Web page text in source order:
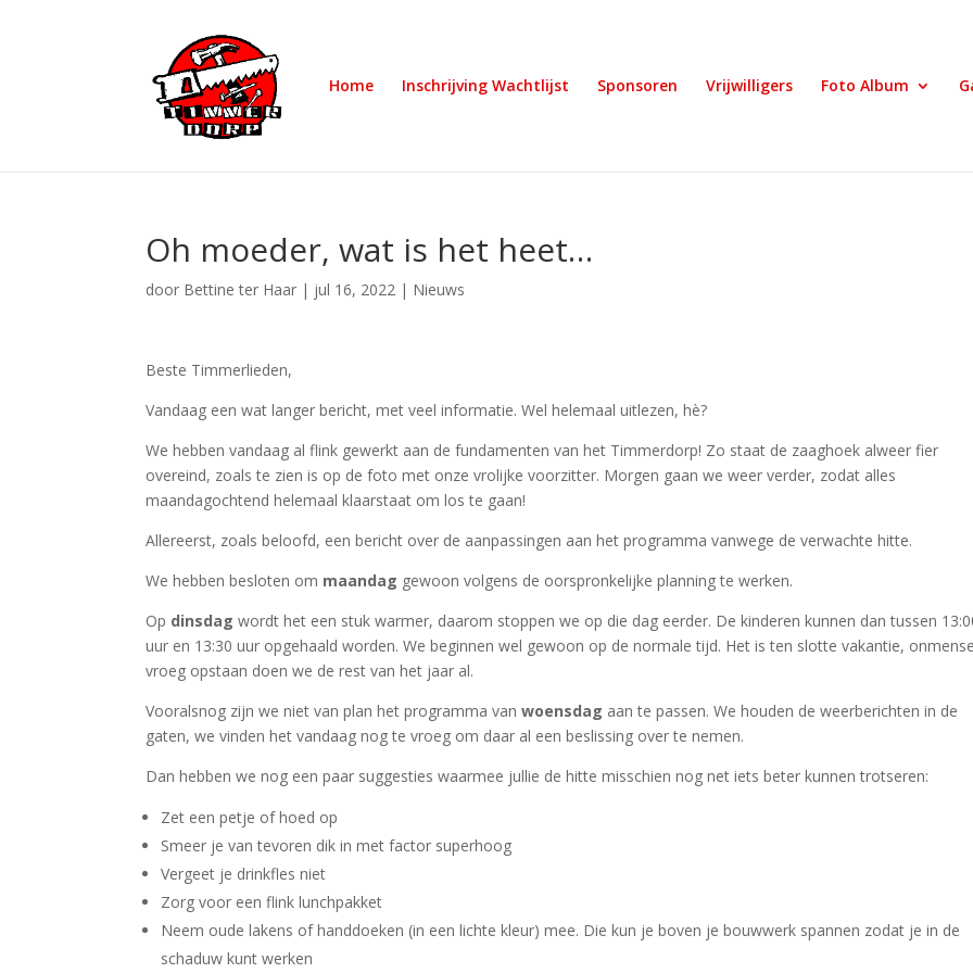
Home Inschrijving Wachtlijst Sponsoren Vrijwilligers Foto Album
Oh moeder, wat is het heet…
door Bettine ter Haar | jul 16, 2022 | Nieuws
Beste Timmerlieden,
Vandaag een wat langer bericht, met veel informatie. Wel helemaal uitlezen, hè?
We hebben vandaag al flink gewerkt aan de fundamenten van het Timmerdorp! Zo staat de zaaghoek alweer fier
overeind, zoals te zien is op de foto met onze vrolijke voorzitter. Morgen gaan we weer verder, zodat alles
maandagochtend helemaal klaarstaat om los te gaan!
Allereerst, zoals beloofd, een bericht over de aanpassingen aan het programma vanwege de verwachte hitte.
We hebben besloten om maandag gewoon volgens de oorspronkelijke planning te werken.
Op dinsdagwordt het een stuk warmer, daarom stoppen we op die dag eerder. De kinderen kunnen dan tussen
uur en 13:30 uur opgehaald worden. We beginnen wel gewoon op de normale tijd. Het is ten slotte vakantie,
vroeg opstaan doen we de rest van het jaar al.
Vooralsnog zijn we niet van plan het programma vanwoensdag aan te passen. We houden de weerberichten in de
gaten, we vinden het vandaag nog te vroeg om daar al een beslissing over te nemen.
Dan hebben we nog een paar suggesties waarmee jullie de hitte misschien nog net iets beter kunnen trotseren:
Zet een petje of hoed op
Smeer je van tevoren dik in met factor superhoog
Vergeet je drinkfles niet
Zorg voor een flink lunchpakket
Neem oude lakens of handdoeken (in een lichte kleur) mee. Die kun je boven je bouwwerk spannen zodat je in de
schaduw kunt werken